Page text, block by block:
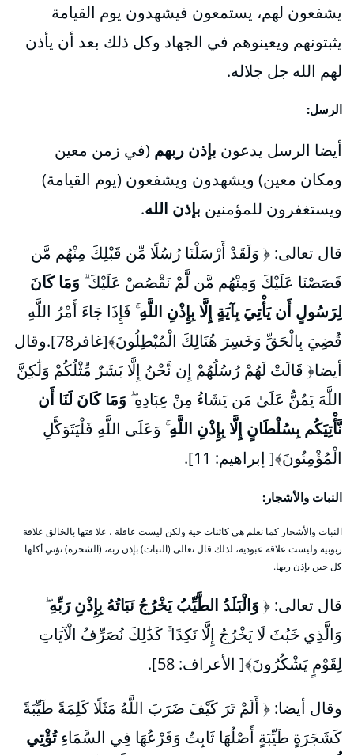
يشفعون لهم، يستمعون فيشهدون يوم القيامة
يثبتونهم ويعينوهم في الجهاد وكل ذلك بعد أن يأذن
لهم الله جل جلاله.
الرسل:
أيضا الرسل يدعون بإذن ربهم (في زمن معين
ومكان معين) ويشهدون ويشفعون (يوم القيامة)
ويستغفرون للمؤمنين بإذن الله.
قال تعالى: ﴿ وَلَقَدْ أَرْسَلْنَا رُسُلًا مِّن قَبْلِكَ مِنْهُم مَّن
قَصَصْنَا عَلَيْكَ وَمِنْهُم مَّن لَّمْ نَقْصُصْ عَلَيْكَ ۗ وَمَا كَانَ
لِرَسُولٍ أَن يَأْتِيَ بِآيَةٍ إِلَّا بِإِذْنِ اللَّهِۚ فَإِذَا جَاءَ أَمْرُ اللَّهِ
قُضِيَ بِالْحَقِّ وَخَسِرَ هُنَالِكَ الْمُبْطِلُونَ﴾[غافر78].وقال
أيضا﴿ قَالَتْ لَهُمْ رُسُلُهُمْ إِن نَّحْنُ إِلَّا بَشَرٌ مِّثْلُكُمْ وَلَٰكِنَّ
اللَّهَ يَمُنُّ عَلَىٰ مَن يَشَاءُ مِنْ عِبَادِهِ ۖ وَمَا كَانَ لَنَا أَن
نَّأْتِيَكُم بِسُلْطَانٍ إِلَّا بِإِذْنِ اللَّهِۚ وَعَلَى اللَّهِ فَلْيَتَوَكَّلِ
الْمُؤْمِنُونَ﴾[ إبراهيم: 11].
النبات والأشجار:
النبات والأشجار كما نعلم هي كائنات حية ولكن ليست عاقلة ، علا قتها بالخالق علاقة
ربوبية وليست علاقة عبودية، لذلك قال تعالى (النبات) بإذن ربه، (الشجرة) تؤتي أكلها
كل حين بإذن ربها.
قال تعالى: ﴿ وَالْبَلَدُ الطَّيِّبُ يَخْرُجُ نَبَاتُهُ بِإِذْنِ رَبِّهِۖ
وَالَّذِي خَبُثَ لَا يَخْرُجُ إِلَّا نَكِدًا ۚ كَذَٰلِكَ نُصَرِّفُ الْآيَاتِ
لِقَوْمٍ يَشْكُرُونَ﴾[ الأعراف: 58].
وقال أيضا: ﴿ أَلَمْ تَرَ كَيْفَ ضَرَبَ اللَّهُ مَثَلًا كَلِمَةً طَيِّبَةً
كَشَجَرَةٍ طَيِّبَةٍ أَصْلُهَا ثَابِتٌ وَفَرْعُهَا فِي السَّمَاءِتُؤْتِي